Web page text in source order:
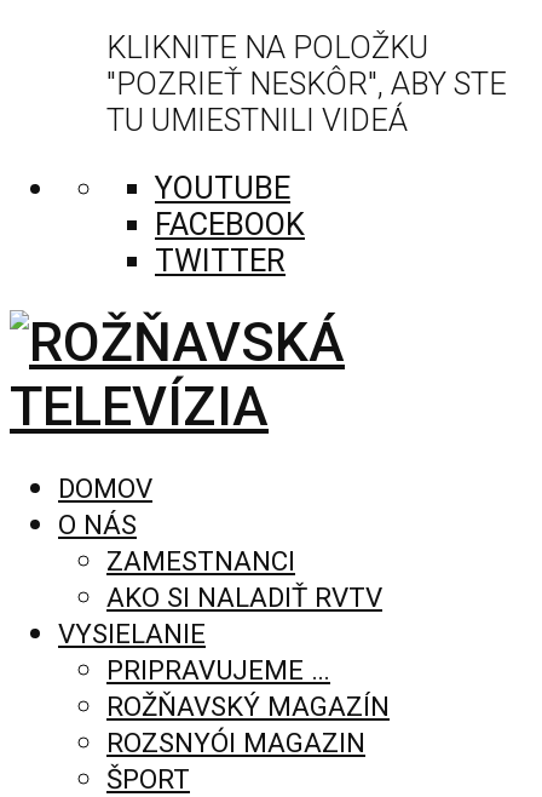
KLIKNITE NA POLOŽKU
"POZRIEŤ NESKÔR", ABY STE
TU UMIESTNILI VIDEÁ
YOUTUBE
FACEBOOK
TWITTER
DOMOV
O NÁS
ZAMESTNANCI
AKO SI NALADIŤ RVTV
VYSIELANIE
PRIPRAVUJEME …
ROŽŇAVSKÝ MAGAZÍN
ROZSNYÓI MAGAZIN
ŠPORT